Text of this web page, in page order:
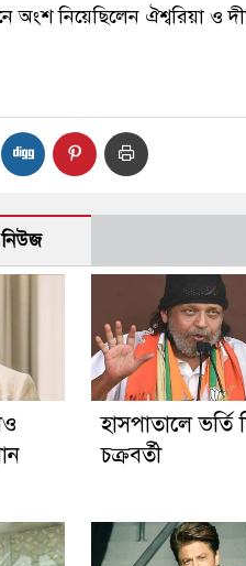
অংশ নিয়েছিলেন ঐশ্বরিয়া ও
হাসপাতালে ভর্তি
চক্রবর্তী